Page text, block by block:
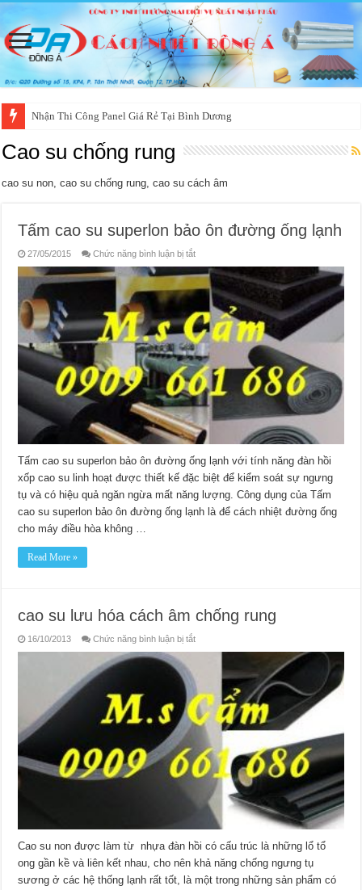
Nhận Thi Công Panel Giá Rẻ Tại Bình Dương
Cao su chống rung
cao su non, cao su chống rung, cao su cách âm
Tấm cao su superlon bảo ôn đường ống lạnh
27/05/2015 Chức năng bình luận bị tắtở
cao
su
superlon
ôn
đường
ống
lạnh
Tấm cao su superlon bảo ôn đường ống lạnh với tính năng đàn hồi
xốp cao su linh hoạt được thiết kế đặc biệt để kiểm soát sự ngưng
tụ và có hiệu quả ngăn ngừa mất năng lượng. Công dụng của Tấm
cao su superlon bảo ôn đường ống lạnh là để cách nhiệt đường ống
cho máy điều hòa không …
Read More »
cao su lưu hóa cách âm chống rung
16/10/2013 Chức năng bình luận bị tắtở
cách
âm
chống
rung
Cao su non được làm từ nhựa đàn hồi có cấu trúc là những lổ tổ
ong gần kề và liên kết nhau, cho nên khả năng chống ngưng tụ
sương ở các hệ thống lạnh rất tốt, là một trong những sản phẩm có